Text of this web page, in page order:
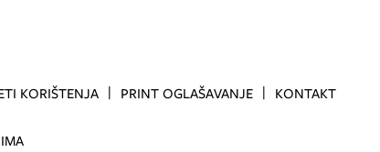
KORIŠTENJA PRINT OGLAŠAVANJE KONTAKT